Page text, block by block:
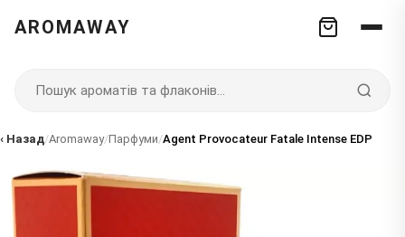
AROMAWAY
‹ Назад/Aromaway/Парфуми/Agent Provocateur Fatale Intense EDP